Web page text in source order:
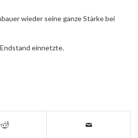
wieder seine ganze Stärke bei
einnetzte.